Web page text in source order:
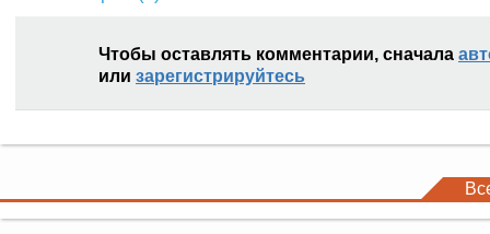
Чтобы оставлять комментарии, сначала
или зарегистрируйтесь